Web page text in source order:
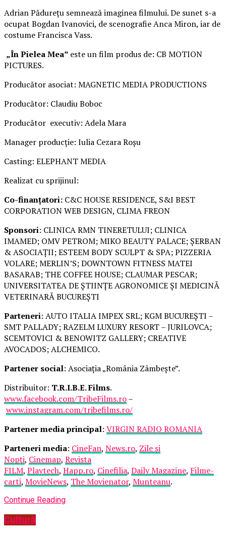
Adrian Pădurețu semnează imaginea filmului. De sunet s-a
ocupat Bogdan Ivanovici, de scenografie Anca Miron, iar de
costume Francisca Vass.
„În Pielea Mea” este un film produs de: CB MOTION
PICTURES.
Producător asociat: MAGNETIC MEDIA PRODUCTIONS
Producător: Claudiu Boboc
Producător executiv: Adela Mara
Manager producție: Iulia Cezara Roșu
Casting: ELEPHANT MEDIA
Realizat cu sprijinul:
Co-finanțatori: C&C HOUSE RESIDENCE, S&I BEST
CORPORATION WEB DESIGN, CLIMA FREON
Sponsori: CLINICA RMN TINERETULUI; CLINICA
IMAMED; OMV PETROM; MIKO BEAUTY PALACE; ȘERBAN
& ASOCIAȚII; ESTEEM BODY SCULPT & SPA; PIZZERIA
VOLARE; MERLIN’S; DOWNTOWN FITNESS MATEI
BASARAB; THE COFFEE HOUSE; CLAUMAR PESCAR;
UNIVERSITATEA DE ȘTIINȚE AGRONOMICE ȘI MEDICINĂ
VETERINARĂ BUCUREȘTI
Parteneri: AUTO ITALIA IMPEX SRL; KGM BUCUREȘTI –
SMT PALLADY; RAZELM LUXURY RESORT – JURILOVCA;
SCEMTOVICI & BENOWITZ GALLERY; CREATIVE
AVOCADOS; ALCHEMICO.
Partener social: Asociația „România Zâmbește”.
Distribuitor: T.R.I.B.E. Films.
www.facebook.com/TribeFilms.ro–
www.instagram.com/tribefilms.ro/
Partener media principal: VIRGIN RADIO ROMANIA
Parteneri media: CineFan, News.ro, Zile și
Nopți, Cinemap, Revista
FILM, Playtech, Happ.ro, Cinefilia, Daily Magazine, Filme-
carti, MovieNews, The Movienator, Munteanu.
Continue Reading
Cultură